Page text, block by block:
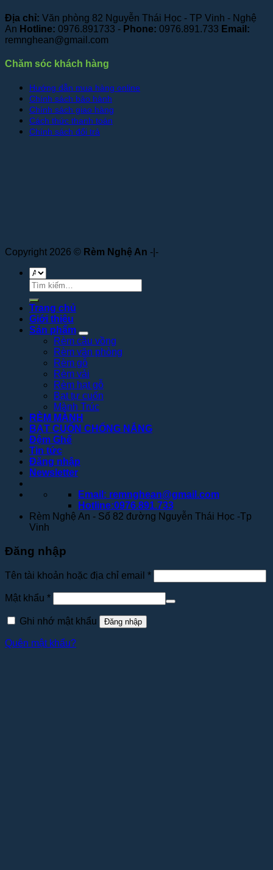
Địa chỉ: Văn phòng 82 Nguyễn Thái Học - TP Vinh - Nghệ
An Hotline: 0976.891733 - Phone: 0976.891.733 Email:
remnghean@gmail.com
Chăm sóc khách hàng
Hướng dẫn mua hàng online
Chính sách bảo hành
Chính sách giao hàng
Cách thức thanh toán
Chính sách đổi trả
Copyright 2026 © Rèm Nghệ An -|-
Tìm
kiếm:
Trang chủ
Giới thiệu
Sản phẩm
Rèm cầu vồng
Rèm văn phòng
Rèm gỗ
Rèm vải
Rèm hạt gỗ
Bạt tự cuốn
Mành Trúc
RÈM MÀNH
BẠT CUỐN CHỐNG NẮNG
Đệm Ghế
Tin tức
Đăng nhập
Newsletter
Email: remnghean@gmail.com
Hotline:0976.891.733
Rèm Nghệ An - Số 82 đường Nguyễn Thái Học -Tp
Vinh
Đăng nhập
Tên tài khoản hoặc địa chỉ email *
Mật khẩu *
Ghi nhớ mật khẩu Đăng nhập
Quên mật khẩu?